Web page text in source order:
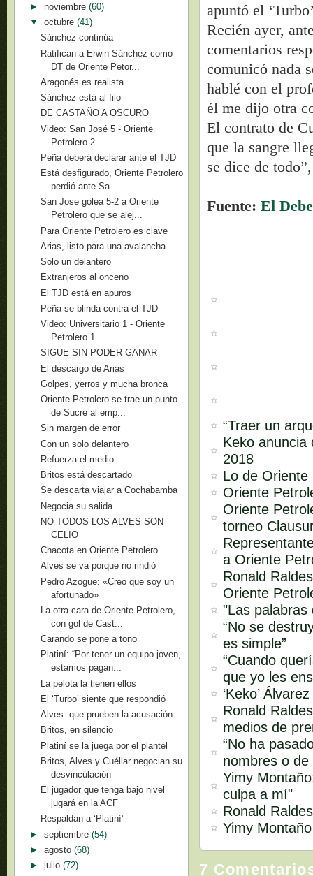
apuntó el
Recién ayer,
comentarios
comunicó nada
hablé con el
él me dijo otra
El contrato de
que la sangre
se dice de
Fuente:El
“Traer un
Keko anuncia
2018
Lo de
Oriente
Oriente
torneo
a Oriente
Ronald
Oriente
"Las palabras
“No se
es simple”
“Cuando
que yo les
‘Keko’
Ronald
medios de
“No ha
nombres o de
Yimy
culpa a mí"
Ronald
Yimy
7
► noviembre (60)
▼ octubre (41)
Sánchez continúa
Ratifican a Erwin Sánchez como
DT de Oriente Petor...
Aragonés es realista
Sánchez está al filo
DE CASTAÑO A OSCURO
Video: San José 5 - Oriente
Petrolero 2
Peña deberá declarar ante el TJD
Está desfigurado, Oriente Petrolero
perdió ante Sa...
San Jose golea 5-2 a Oriente
Petrolero que se alej...
Para Oriente Petrolero es clave
Arias, listo para una avalancha
Solo un delantero
Extranjeros al onceno
El TJD está en apuros
Peña se blinda contra el TJD
Video: Universitario 1 - Oriente
Petrolero 1
SIGUE SIN PODER GANAR
El descargo de Arias
Golpes, yerros y mucha bronca
Oriente Petrolero se trae un punto
de Sucre al emp...
Sin margen de error
Con un solo delantero
Refuerza el medio
Britos está descartado
Se descarta viajar a Cochabamba
Negocia su salida
NO TODOS LOS ALVES SON
CELIO
Chacota en Oriente Petrolero
Alves se va porque no rindió
Pedro Azogue: «Creo que soy un
afortunado»
La otra cara de Oriente Petrolero,
con gol de Cast...
Carando se pone a tono
Platiní: “Por tener un equipo joven,
estamos pagan...
La pelota la tienen ellos
El ‘Turbo’ siente que respondió
Alves: que prueben la acusación
Britos, en silencio
Platiní se la juega por el plantel
Britos, Alves y Cuéllar negocian su
desvinculación
El jugador que tenga bajo nivel
jugará en la ACF
Respaldan a ‘Platiní’
► septiembre (54)
► agosto (68)
► julio (72)